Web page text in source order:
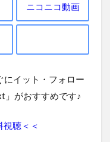
ニコニコ動画
にイット・フォロー
」がおすすめです♪
視聴＜＜